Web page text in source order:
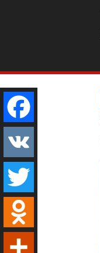
Facebook
VK
Twitter
Odnoklassniki